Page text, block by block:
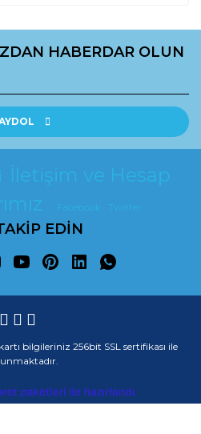
HABERDAR OLUN
İletişim ve Hesap
Facebook Twitter
EDİN
bilgileriniz 256bit SSL sertifikası ile
e-
ticaret
hazırlandı.